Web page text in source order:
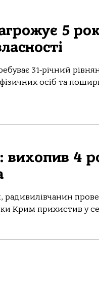
5
31-річний
осіб та
вихопив 4
радивилівчанин
Крим прихистив у